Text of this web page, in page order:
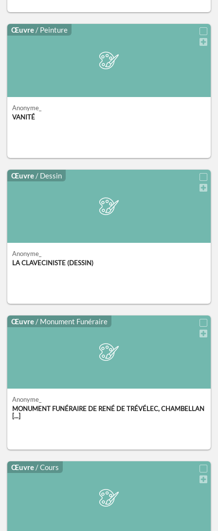
Œuvre / Peinture
Anonyme_
VANITÉ
Œuvre / Dessin
Anonyme_
LA CLAVECINISTE (DESSIN)
Œuvre / Monument Funéraire
Anonyme_
MONUMENT FUNÉRAIRE DE RENÉ DE TRÉVÉLEC, CHAMBELLAN
[...]
Œuvre / Cours